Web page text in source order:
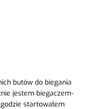
butów do biegania
jestem biegaczem-
startowałem